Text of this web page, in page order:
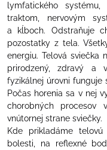
lymfatického
traktom, nervovým
a kĺboch. Odstraňuje
pozostatky z tela.
energiu. Telová sviečka
prirodzený, zdravý a
fyzikálnej úrovni funguje
Počas horenia sa v nej
chorobných procesov
vnútornej strane sviečky.
Kde prikladáme
bolesti, na reflexné